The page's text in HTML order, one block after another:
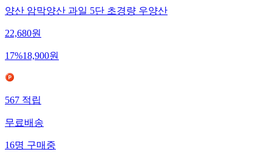
양산 암막양산 과일 5단 초경량 우양산
22,680원
17%18,900원
567적립
무료배송
16명구매중